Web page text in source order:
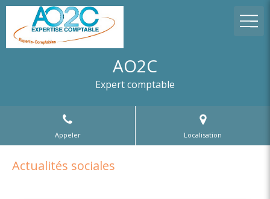
AO2C
Expert comptable
Appeler Localisation
Actualités sociales